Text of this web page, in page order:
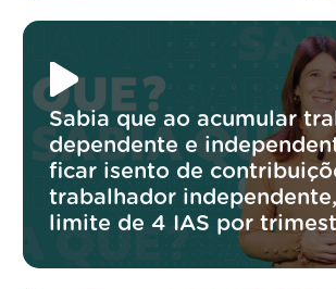
Sabia que ao acumular
dependente e
ficar isento de
trabalhador
limite de 4 IAS por